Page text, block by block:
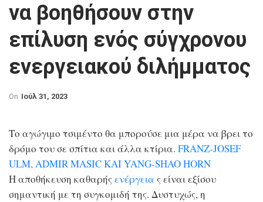
να βοηθήσουν στην
επίλυση ενός σύγχρονου
ενεργειακού διλήμματος
On Ιούλ 31, 2023
Το αγώγιμο τσιμέντο θα μπορούσε μια μέρα να βρει το
δρόμο του σε σπίτια και άλλα κτίρια. FRANZ-JOSEF
ULM, ADMIR MASIC ΚΑΙ YANG-SHAO HORN
Η αποθήκευση καθαρήςενέργεια ς είναι εξίσου
σημαντική με τη συγκομιδή της. Δυστυχώς, η